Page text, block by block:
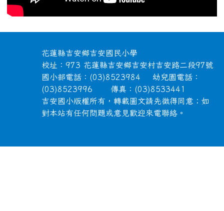
頁尾區域內容
花蓮縣吉安鄉吉安國民小學
校址：973 花蓮縣吉安鄉吉安村吉安路二段97號
國小部電話：(03)8523984 幼兒園電話：
(03)8523996 傳真：(03)8533441
吉安國小版權所有，轉載圖文請先徵得同意；如
對本站有任何問題或意見歡迎來電聯絡。